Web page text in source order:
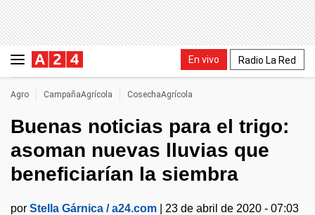
En vivo Radio La Red
Agro CampañaAgrícola CosechaAgrícola
Buenas noticias para el trigo:
asoman nuevas lluvias que
beneficiarían la siembra
por Stella Gárnica / a24.com 23 de abril de 2020 - 07:03